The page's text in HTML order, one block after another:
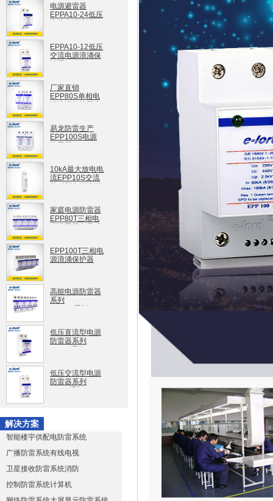
电源避雷器
EPPA10-24低压
EPPA10-12低压
交流电源浪涌保
厂家直销
EPP80S单相电
易龙防雷生产
EPP100S电源
10kA最大放电电
流EPP10S交流
家庭电源防雷器
EPP80T三相电
EPP100T三相电
源浪涌保护器
高能电源防雷器
系列
低压直流型电源
防雷器系列
低压交流型电源
防雷器系列
解决方案
智能楼宇供配电防雷系统
广播防雷系统有线电视
卫星接收防雷系统消防
控制防雷系统计算机